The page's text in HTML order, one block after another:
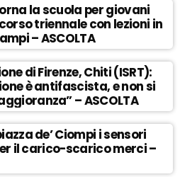
la scuola per giovani
triennale con lezioni in
– ASCOLTA
di Firenze, Chiti (ISRT):
è antifascista, e non si
– ASCOLTA
de’ Ciompi i sensori
il carico-scarico merci –